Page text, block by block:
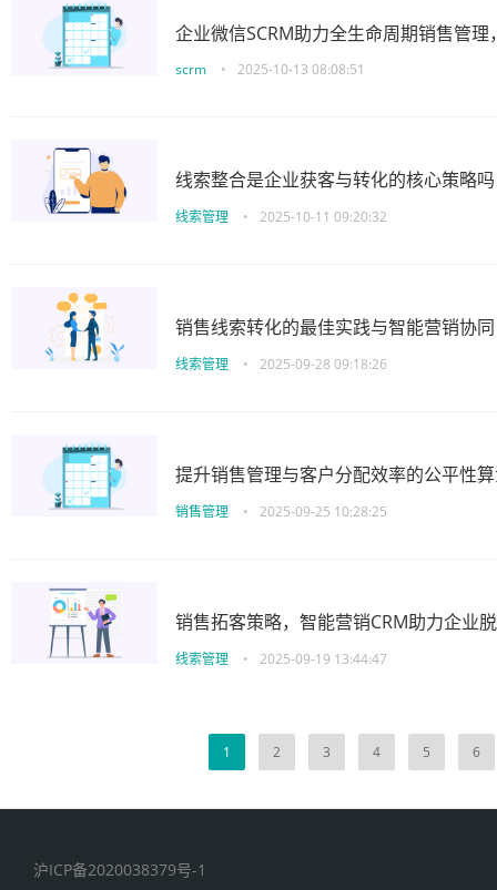
企业微信SCRM助力全生命周期销售管
scrm • 2025-10-13 08:08:51
线索整合是企业获客与转化的核心策略吗
线索管理 • 2025-10-11 09:20:32
销售线索转化的最佳实践与智能营销协同
线索管理 • 2025-09-28 09:18:26
提升销售管理与客户分配效率的公平性
销售管理 • 2025-09-25 10:28:25
销售拓客策略，智能营销CRM助力企业
线索管理 • 2025-09-19 13:44:47
1 2 3 4 5 6
沪ICP备2020038379号-1